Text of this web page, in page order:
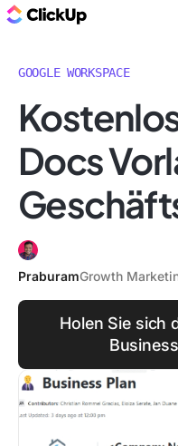
GOOGLE WORKSPACE
Docs
PraburamGrowth
Holen Sie sich